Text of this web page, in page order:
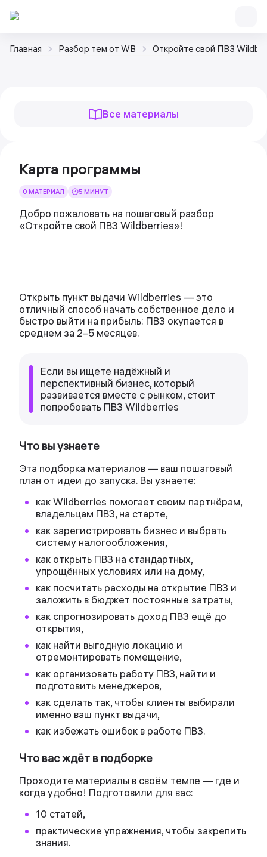
Главная Разбор тем от WB Откройте свой ПВЗ
Все материалы
Карта программы
0 МАТЕРИАЛ 5 МИНУТ
Добро пожаловать на пошаговый разбор
«Откройте свой ПВЗ Wildberries»!
Открыть пункт выдачи Wildberries — это
отличный способ начать собственное дело и
быстро выйти на прибыль: ПВЗ окупается в
среднем за 2–5 месяцев.
Если вы ищете надёжный и
перспективный бизнес, который
развивается вместе с рынком, стоит
попробовать ПВЗ Wildberries
Что вы узнаете
Эта подборка материалов — ваш пошаговый
план от идеи до запуска. Вы узнаете:
как Wildberries помогает своим партнёрам,
владельцам ПВЗ, на старте,
как зарегистрировать бизнес и выбрать
систему налогообложения,
как открыть ПВЗ на стандартных,
упрощённых условиях или на дому,
как посчитать расходы на открытие ПВЗ и
заложить в бюджет постоянные затраты,
как спрогнозировать доход ПВЗ ещё до
открытия,
как найти выгодную локацию и
отремонтировать помещение,
как организовать работу ПВЗ, найти и
подготовить менеджеров,
как сделать так, чтобы клиенты выбирали
именно ваш пункт выдачи,
как избежать ошибок в работе ПВЗ.
Что вас ждёт в подборке
Проходите материалы в своём темпе — где и
когда удобно! Подготовили для вас:
10 статей,
практические упражнения, чтобы закрепить
знания.